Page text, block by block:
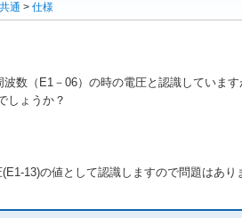
共通 > 仕様
数（E1－06）の時の電圧と認識していま
しょうか？
13)の値として認識しますので問題はあり